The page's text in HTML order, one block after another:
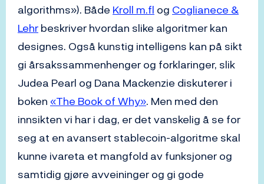
algorithms»). Både Kroll m.fl og Coglianece &
Lehrbeskriver hvordan slike algoritmer kan
designes. Også kunstig intelligens kan på sikt
gi årsakssammenhenger og forklaringer, slik
Judea Pearl og Dana Mackenzie diskuterer i
boken «The Book of Why». Men med den
innsikten vi har i dag, er det vanskelig å se for
seg at en avansert stablecoin-algoritme skal
kunne ivareta et mangfold av funksjoner og
samtidig gjøre avveininger og gi gode